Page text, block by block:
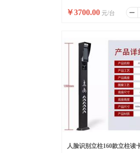
13500HX/16G/512SSD/
￥3700.00 元/台
人脸识别立柱160款立柱读